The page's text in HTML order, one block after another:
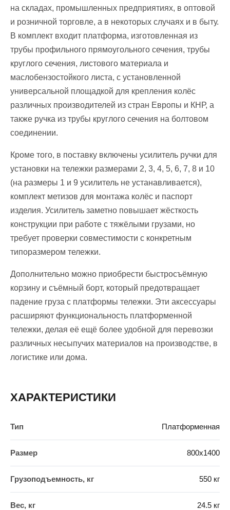
на складах, промышленных предприятиях, в оптовой
и розничной торговле, а в некоторых случаях и в быту.
В комплект входит платформа, изготовленная из
трубы профильного прямоугольного сечения, трубы
круглого сечения, листового материала и
маслобензостойкого листа, с установленной
универсальной площадкой для крепления колёс
различных производителей из стран Европы и КНР, а
также ручка из трубы круглого сечения на болтовом
соединении.
Кроме того, в поставку включены усилитель ручки для
установки на тележки размерами 2, 3, 4, 5, 6, 7, 8 и 10
(на размеры 1 и 9 усилитель не устанавливается),
комплект метизов для монтажа колёс и паспорт
изделия. Усилитель заметно повышает жёсткость
конструкции при работе с тяжёлыми грузами, но
требует проверки совместимости с конкретным
типоразмером тележки.
Дополнительно можно приобрести быстросъёмную
корзину и съёмный борт, который предотвращает
падение груза с платформы тележки. Эти аксессуары
расширяют функциональность платформенной
тележки, делая её ещё более удобной для перевозки
различных несыпучих материалов на производстве, в
логистике или дома.
ХАРАКТЕРИСТИКИ
Тип Платформенная
Размер 800х1400
Грузоподъемность, кг 550 кг
Вес, кг 24.5 кг